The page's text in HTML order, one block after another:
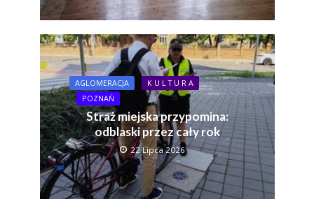
AGLOMERACJA
K U L T U R A
POZNAŃ
Straż miejska przypomina:
odblaski przez cały rok
22 Lipca 2026